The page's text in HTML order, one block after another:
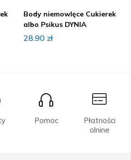
Body niemowlęce Cukierek
albo Psikus DYNIA
28.90 zł
Pomoc
Płatności
olnine